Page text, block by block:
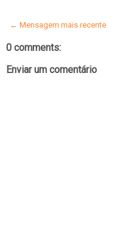
← Mensagem mais recente
0 comments:
Enviar um comentário